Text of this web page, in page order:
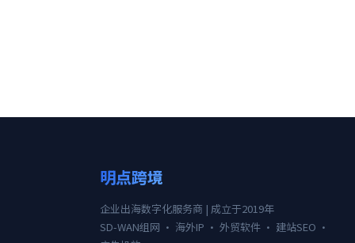
明点跨境
企业出海数字化服务商 | 成立于2019年
SD-WAN组网 · 海外IP · 外贸软件 · 建站SEO ·